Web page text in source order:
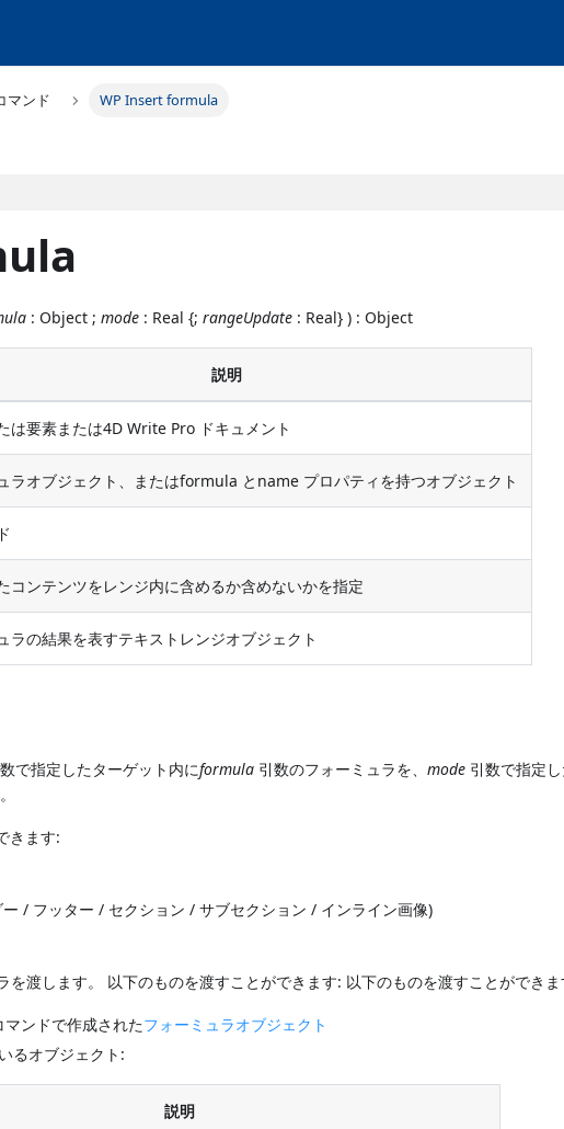
マンド WP Insert formula
: Object ;mode : Real {;rangeUpdate : Real} ) : Object
説明
は要素または4D Write Pro ドキュメント
ラオブジェクト、またはformula とname プロパティを持つオブジェクト
コンテンツをレンジ内に含めるか含めないかを指定
ラの結果を表すテキストレンジオブジェクト
で指定したターゲット内にformula 引数のフォーミュラを、mode 引数で指定
きます:
/ フッター / セクション / サブセクション / インライン画像)
を渡します。 以下のものを渡すことができます: 以下のものを渡すことができ
マンドで作成されたフォーミュラオブジェクト
るオブジェクト:
説明